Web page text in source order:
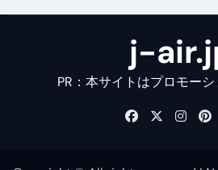
j-
PR：本サイトはプロモー